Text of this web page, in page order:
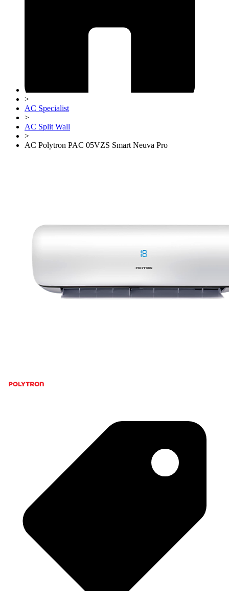
>
AC Specialist
>
AC Split Wall
>
AC Polytron PAC 05VZS Smart Neuva Pro